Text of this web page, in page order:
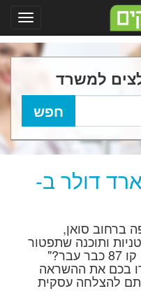
למשרד
דולר ב-
ברחוב סואן,
ותוכנה שתפטור
אתכם לנצח מהשאלה: "סליחה, קו 87 כבר עבר?"
בכם את ההשראה
להצלחה עסקית